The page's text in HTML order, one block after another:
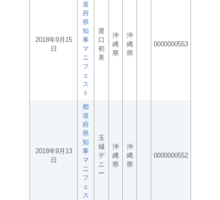
2018年9月15
日
道
府
県
知
事
マ
ニ
フ
ェ
ス
ト
渡
口
初
美
沖
縄
県
沖
縄
県
0000000553
2018年9月13
日
都
道
府
県
知
事
マ
ニ
フ
ェ
ス
玉
城
デ
ニ
ー
沖
縄
県
沖
縄
県
0000000552